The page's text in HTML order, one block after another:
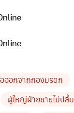
ออกจากกองมรดก
ผู้ใหญ่ฝ่ายชายไม่ปลื้ม